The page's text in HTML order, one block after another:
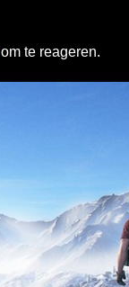
om te reageren.